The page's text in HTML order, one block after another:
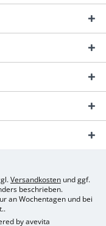
Versandkosten und ggf.
beschrieben.
an Wochentagen und bei
byavevita